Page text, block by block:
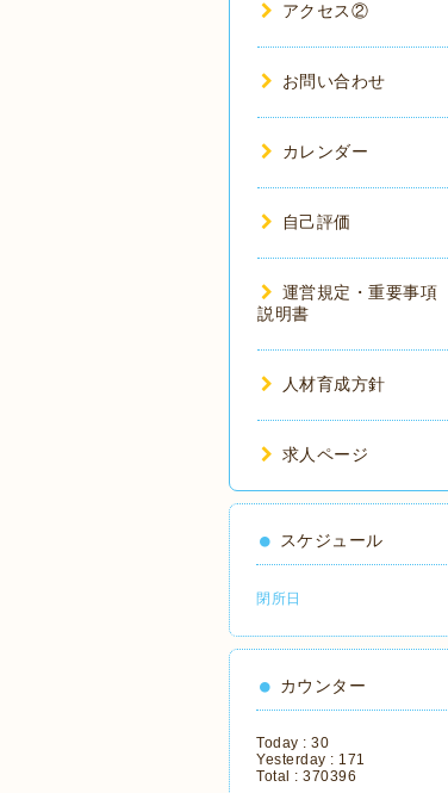
アクセス②
お問い合わせ
カレンダー
自己評価
運営規定・重要事項
説明書
人材育成方針
求人ページ
スケジュール
閉所日
カウンター
Today : 30
Yesterday : 171
Total : 370396